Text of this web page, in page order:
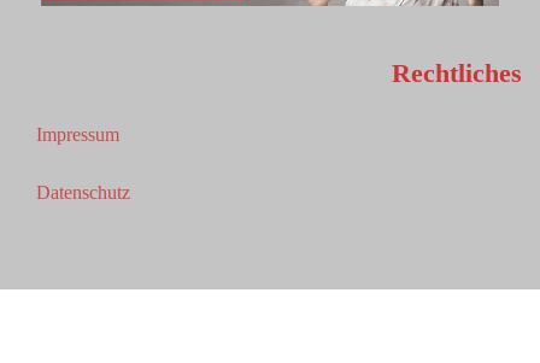
Rechtliches
Impressum
Datenschutz